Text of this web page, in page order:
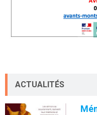
ACTUALITÉS